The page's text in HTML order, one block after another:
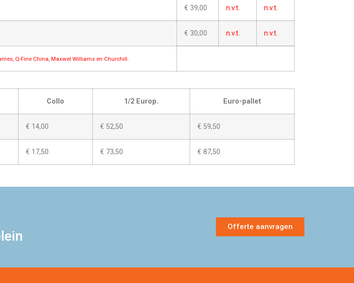
€ 39,00 n.v.t. n.v.t.
€ 30,00 n.v.t. n.v.t.
Q-Fine China, Maxwel Williams en Churchill.
Collo 1/2 Europ. Euro-pallet
€ 14,00 € 52,50 € 59,50
€ 17,50 € 73,50 € 87,50
Offerte aanvragen